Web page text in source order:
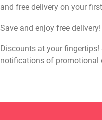
and free delivery on your
Save and enjoy free delivery!
Discounts at your fingertips!
notifications of promotional